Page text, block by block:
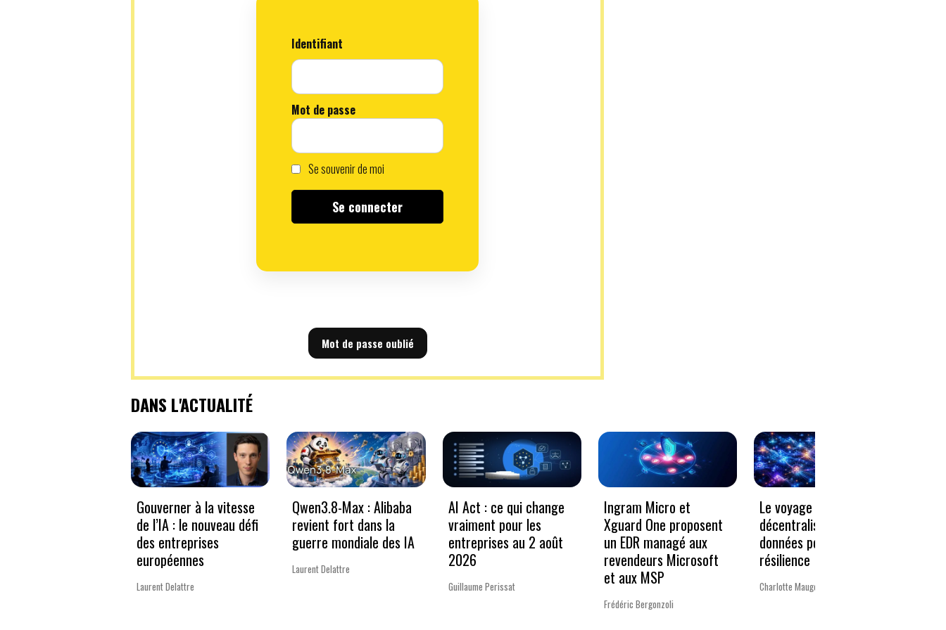
Identifiant
Mot de passe
Se souvenir de moi
Mot de passe oublié
DANS L'ACTUALITÉ
Gouverner à la vitesse
de l’IA : le nouveau défi
des entreprises
européennes
Laurent Delattre
Qwen3.8-Max : Alibaba
revient fort dans la
guerre mondiale des IA
Laurent Delattre
AI Act : ce qui change
vraiment pour les
entreprises au 2 août
2026
Guillaume Perissat
Ingram Micro et
Xguard One proposent
un EDR managé aux
revendeurs Microsoft
et aux MSP
Frédéric Bergonzoli
Le voyage vers la
décentralisation des
données pour plus de
résilience
Charlotte Mauger